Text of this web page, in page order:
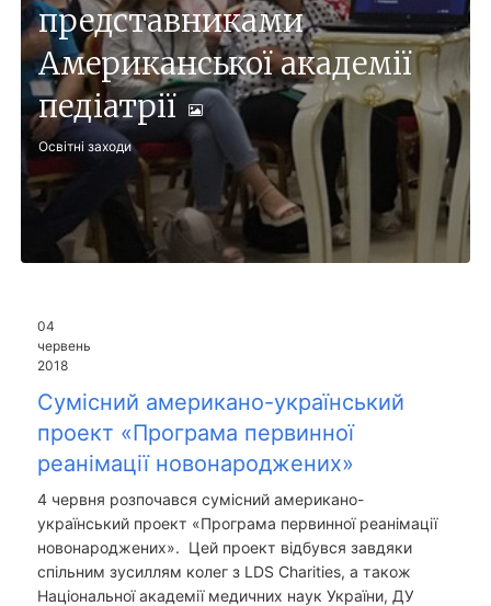
представниками
Американської академії
педіатрії
Освітні заходи
04
червень
2018
Сумісний американо-український
проект «Програма первинної
реанімації новонароджених»
4 червня розпочався сумісний американо-
український проект «Програма первинної реанімації
новонароджених». Цей проект відбувся завдяки
спільним зусиллям колег з LDS Charities, а також
Національної академії медичних наук України, ДУ